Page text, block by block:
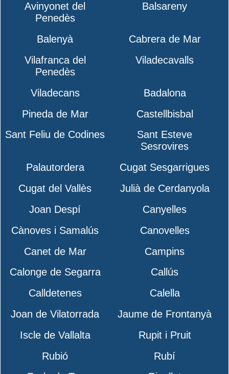
Avinyonet del
Penedès
Balsareny
Balenyà
Cabrera de Mar
Vilafranca del
Penedès
Viladecavalls
Viladecans
Badalona
Pineda de Mar
Castellbisbal
Sant Feliu de Codines
Sant Esteve
Sesrovires
Palautordera
Cugat Sesgarrigues
Cugat del Vallès
Julià de Cerdanyola
Joan Despí
Canyelles
Cànoves i Samalús
Canovelles
Canet de Mar
Campins
Calonge de Segarra
Callús
Calldetenes
Calella
Joan de Vilatorrada
Jaume de Frontanyà
Iscle de Vallalta
Rupit i Pruit
Rubió
Rubí